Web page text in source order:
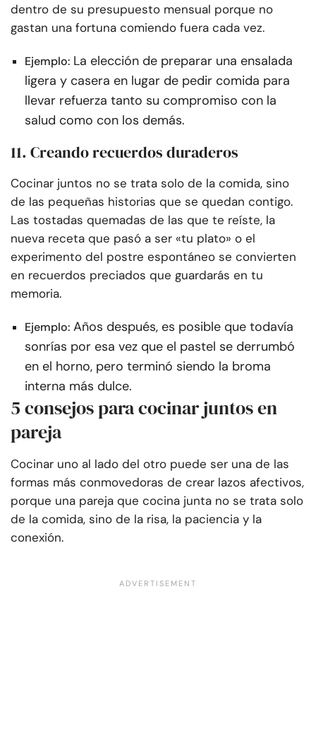
dentro de su presupuesto mensual porque no
gastan una fortuna comiendo fuera cada vez.
Ejemplo: La elección de preparar una ensalada
ligera y casera en lugar de pedir comida para
llevar refuerza tanto su compromiso con la
salud como con los demás.
11. Creando recuerdos duraderos
Cocinar juntos no se trata solo de la comida, sino
de las pequeñas historias que se quedan contigo.
Las tostadas quemadas de las que te reíste, la
nueva receta que pasó a ser «tu plato» o el
experimento del postre espontáneo se convierten
en recuerdos preciados que guardarás en tu
memoria.
Ejemplo: Años después, es posible que todavía
sonrías por esa vez que el pastel se derrumbó
en el horno, pero terminó siendo la broma
interna más dulce.
5 consejos para cocinar juntos en
pareja
Cocinar uno al lado del otro puede ser una de las
formas más conmovedoras de crear lazos afectivos,
porque una pareja que cocina junta no se trata solo
de la comida, sino de la risa, la paciencia y la
conexión.